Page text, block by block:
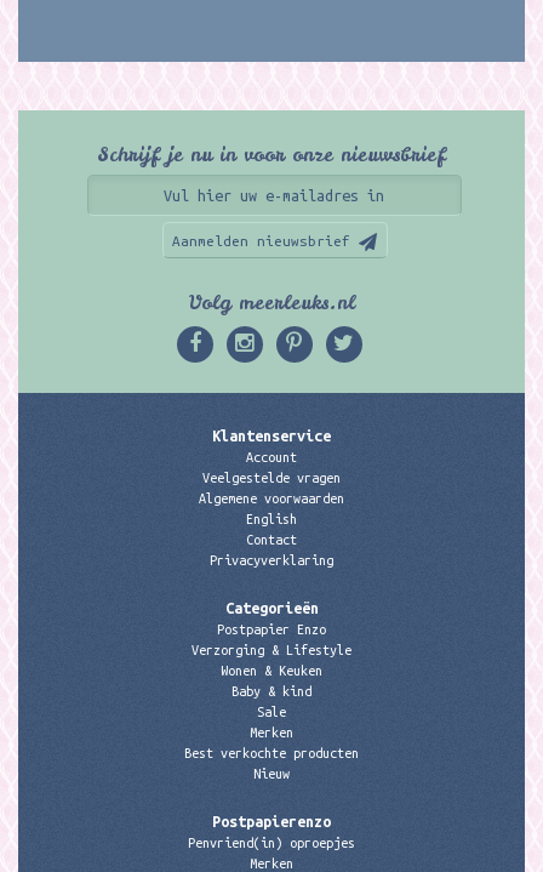
Schrijf je nu in voor onze nieuwsbrief
Aanmelden nieuwsbrief
Volg meerleuks.nl
Klantenservice
Account
Veelgestelde vragen
Algemene voorwaarden
English
Contact
Privacyverklaring
Categorieën
Postpapier Enzo
Verzorging & Lifestyle
Wonen & Keuken
Baby & kind
Sale
Merken
Best verkochte producten
Nieuw
Postpapierenzo
Penvriend(in) oproepjes
Merken